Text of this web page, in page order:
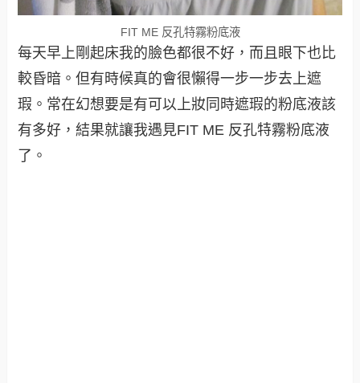
FIT ME 反孔特霧粉底液
每天早上剛起床我的臉色都很不好，而且眼下也比
較昏暗。但有時候真的會很懶得一步一步去上遮
瑕。常在幻想要是有可以上妝同時遮瑕的粉底液該
有多好，結果就讓我遇見FIT ME 反孔特霧粉底液
了。